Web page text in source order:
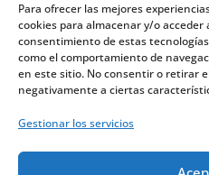
Para ofrecer las mejores
cookies para almacenar y/o
consentimiento de estas
como el comportamiento de
en este sitio. No consentir o retirar
negativamente a ciertas
Gestionar los servicios
Sínodo digital
Respeto en redes
PUENTES